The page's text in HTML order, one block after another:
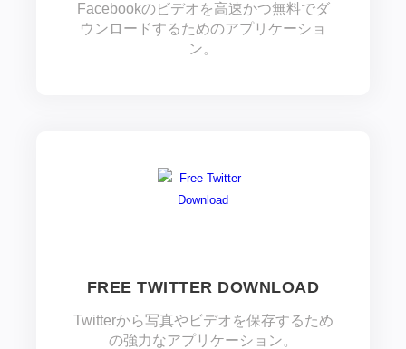
Facebookのビデオを高速かつ無料でダ
ウンロードするためのアプリケーショ
ン。
FREE TWITTER DOWNLOAD
Twitterから写真やビデオを保存するため
の強力なアプリケーション。